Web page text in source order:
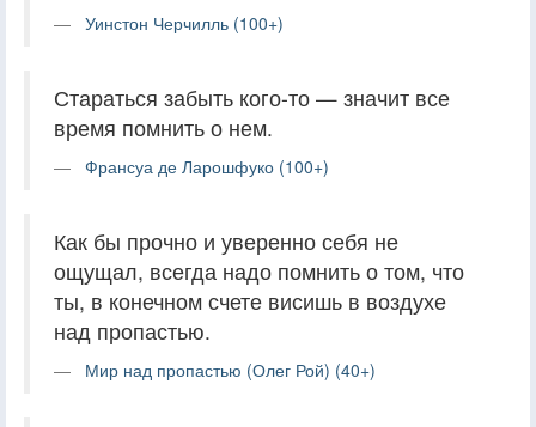
Уинстон Черчилль (100+)
Стараться забыть кого-то — значит все
время помнить о нем.
Франсуа де Ларошфуко (100+)
Как бы прочно и уверенно себя не
ощущал, всегда надо помнить о том, что
ты, в конечном счете висишь в воздухе
над пропастью.
Мир над пропастью (Олег Рой) (40+)